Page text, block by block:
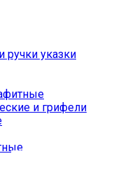
ручки указки
и грифели